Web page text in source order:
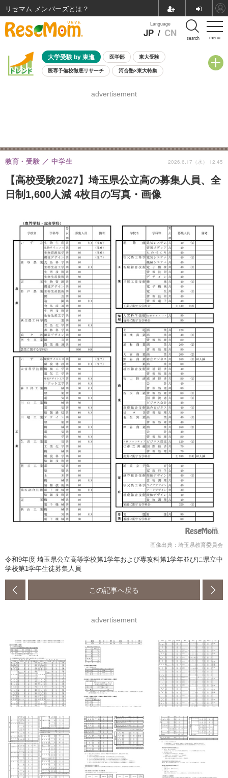
menu
Language
JP / CN search
大学受験 by 東進 医学部 東大受験
医専予備校徹底リサーチ 河合塾×東大特集
8月開催学校説明会・相談会
advertisement
【高校受験2027】埼玉県公立高の募集人員、全
日制1,600人減 4枚目の写真・画像
教育・受験 中学生 2026.6.17（水） 12:45
画像出典：埼玉県教育委員会
令和9年度 埼玉県公立高等学校第1学年および専攻科第1学年並びに県立中
学校第1学年生徒募集人員
この記事へ戻る
advertisement
リセマム メンバーズ